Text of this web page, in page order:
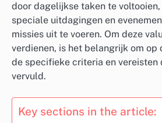
door dagelijkse taken te
speciale uitdagingen en
missies uit te voeren. Om deze
verdienen, is het belangrijk om op
de specifieke criteria en vereisten
vervuld.
Key sections in the article: